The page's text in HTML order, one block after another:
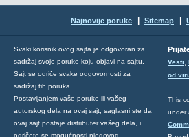
Najnovije poruke Sitemap
Svaki korisnik ovog sajta je odgovoran za
sadržaj svoje poruke koju objavi na sajtu.
Sajt se odriče svake odgovornosti za
sadržaj tih poruka.
Postavljanjem vaše poruke ili vašeg
autorskog dela na ovaj sajt, saglasni ste da
ovaj sajt postaje distributer vašeg dela, i
odričete se mogućnosti njegovog
Vesti,
od
This
under